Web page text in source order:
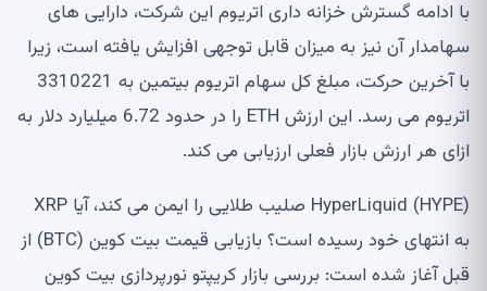
با ادامه گسترش خزانه داری اتریوم این شرکت، دارایی های
سهامدار آن نیز به میزان قابل توجهی افزایش یافته است، زیرا
با آخرین حرکت، مبلغ کل سهام اتریوم بیتمین به 3310221
اتریوم می رسد. این ارزش ETH را در حدود 6.72 میلیارد دلار به
ازای هر ارزش بازار فعلی ارزیابی می کند.
HyperLiquid (HYPE) صلیب طلایی را ایمن می کند، آیا XRP
به انتهای خود رسیده است؟ بازیابی قیمت بیت کوین (BTC) از
قبل آغاز شده است: بررسی بازار کریپتو نورپردازی بیت کوین